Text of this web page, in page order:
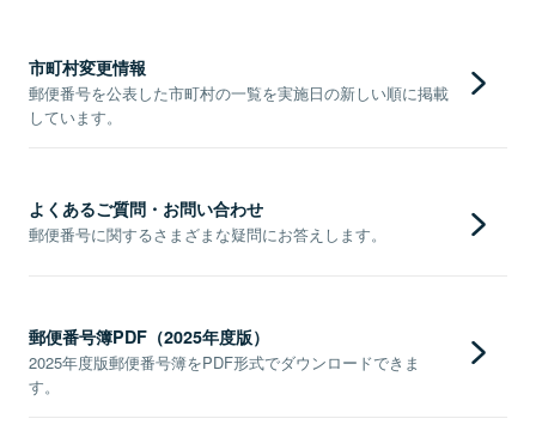
市町村変更情報
郵便番号を公表した市町村の一覧を実施日の新しい順に掲載
しています。
よくあるご質問・お問い合わせ
郵便番号に関するさまざまな疑問にお答えします。
郵便番号簿PDF（2025年度版）
2025年度版郵便番号簿をPDF形式でダウンロードできま
す。